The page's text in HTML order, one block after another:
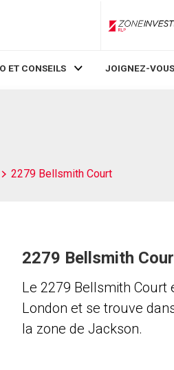
ET CONSEILS JOIGNEZ-
2279 Bellsmith Court
2279 Bellsmith
Le 2279 Bellsmith Court
London et se trouve
la zone de Jackson.